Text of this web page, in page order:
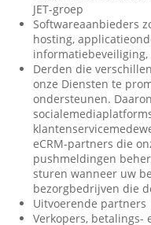
JET-groep
Softwareaanbieders
hosting,
informatiebeveiliging,
Derden die
onze Diensten te
ondersteunen.
eCRM-partners die
pushmeldingen
sturen wanneer uw
bezorgbedrijven die
Uitvoerende partners
Verkopers, betalings-